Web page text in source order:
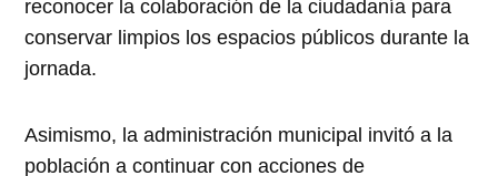
reconocer la colaboración de la ciudadanía para
conservar limpios los espacios públicos durante la
jornada.
Asimismo, la administración municipal invitó a la
población a continuar con acciones de